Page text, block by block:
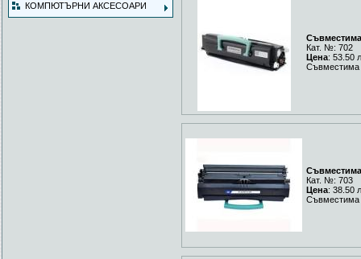
КОМПЮТЪРНИ АКСЕСОАРИ
Съвместима
Кат. №: 702
Цена: 53.50
Съвместима
Съвместима
Кат. №: 703
Цена: 38.50
Съвместима